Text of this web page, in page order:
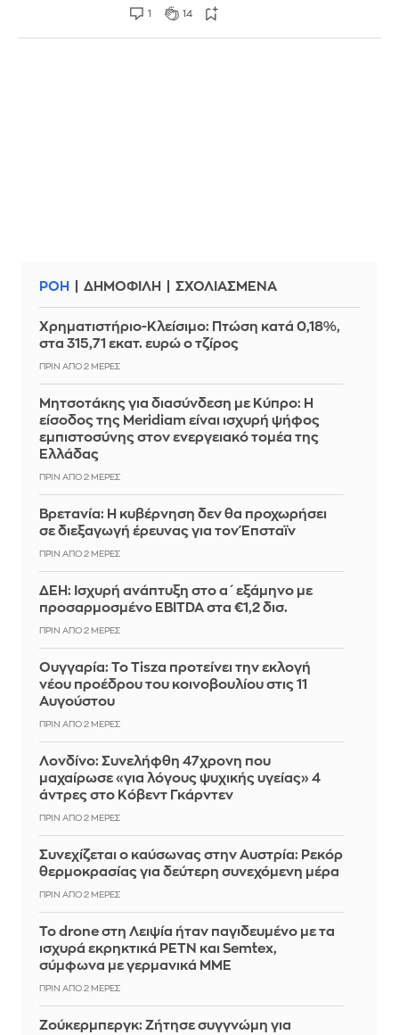
1 14
ΡΟΗ ΔΗΜΟΦΙΛΗ ΣΧΟΛΙΑΣΜΕΝΑ
Χρηματιστήριο-Κλείσιμο: Πτώση κατά 0,18%,
στα 315,71 εκατ. ευρώ ο τζίρος
ΠΡΙΝ ΑΠΌ 2 ΜΈΡΕΣ
Μητσοτάκης για διασύνδεση με Κύπρο: Η
είσοδος της Meridiam είναι ισχυρή ψήφος
εμπιστοσύνης στον ενεργειακό τομέα της
Ελλάδας
ΠΡΙΝ ΑΠΌ 2 ΜΈΡΕΣ
Βρετανία: Η κυβέρνηση δεν θα προχωρήσει
σε διεξαγωγή έρευνας για τον Έπσταϊν
ΠΡΙΝ ΑΠΌ 2 ΜΈΡΕΣ
ΔΕΗ: Ισχυρή ανάπτυξη στο α΄ εξάμηνο με
προσαρμοσμένο EBITDA στα €1,2 δισ.
ΠΡΙΝ ΑΠΌ 2 ΜΈΡΕΣ
Ουγγαρία: Το Tisza προτείνει την εκλογή
νέου προέδρου του κοινοβουλίου στις 11
Αυγούστου
ΠΡΙΝ ΑΠΌ 2 ΜΈΡΕΣ
Λονδίνο: Συνελήφθη 47χρονη που
μαχαίρωσε «για λόγους ψυχικής υγείας» 4
άντρες στο Κόβεντ Γκάρντεν
ΠΡΙΝ ΑΠΌ 2 ΜΈΡΕΣ
Συνεχίζεται ο καύσωνας στην Αυστρία: Ρεκόρ
θερμοκρασίας για δεύτερη συνεχόμενη μέρα
ΠΡΙΝ ΑΠΌ 2 ΜΈΡΕΣ
Το drone στη Λειψία ήταν παγιδευμένο με τα
ισχυρά εκρηκτικά PETN και Semtex,
σύμφωνα με γερμανικά ΜΜΕ
ΠΡΙΝ ΑΠΌ 2 ΜΈΡΕΣ
Ζούκερμπεργκ: Ζήτησε συγγνώμη για